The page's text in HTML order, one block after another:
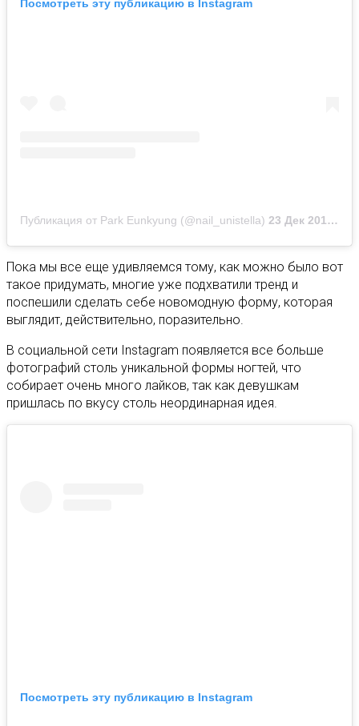
Посмотреть эту публикацию в Instagram
Публикация от Park Eunkyung (@nail_unistella) 23 Дек 2019 в 11:16 PST
Пока мы все еще удивляемся тому, как можно было вот
такое придумать, многие уже подхватили тренд и
поспешили сделать себе новомодную форму, которая
выглядит, действительно, поразительно.
В социальной сети Instagram появляется все больше
фотографий столь уникальной формы ногтей, что
собирает очень много лайков, так как девушкам
пришлась по вкусу столь неординарная идея.
Посмотреть эту публикацию в Instagram